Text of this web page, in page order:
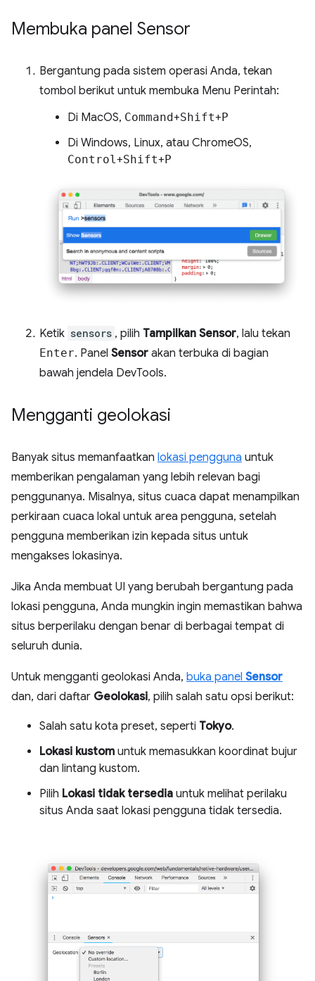
Membuka panel Sensor
Bergantung pada sistem operasi Anda, tekan
tombol berikut untuk membuka Menu Perintah:
Di MacOS, Command+Shift+P
Di Windows, Linux, atau ChromeOS,
Control+Shift+P
Ketik sensors , pilih Tampilkan Sensor, lalu tekan
Enter. Panel Sensor akan terbuka di bagian
bawah jendela DevTools.
Mengganti geolokasi
Banyak situs memanfaatkan lokasi pengguna untuk
memberikan pengalaman yang lebih relevan bagi
penggunanya. Misalnya, situs cuaca dapat menampilkan
perkiraan cuaca lokal untuk area pengguna, setelah
pengguna memberikan izin kepada situs untuk
mengakses lokasinya.
Jika Anda membuat UI yang berubah bergantung pada
lokasi pengguna, Anda mungkin ingin memastikan bahwa
situs berperilaku dengan benar di berbagai tempat di
seluruh dunia.
Untuk mengganti geolokasi Anda, buka panel Sensor
dan, dari daftar Geolokasi, pilih salah satu opsi berikut:
Salah satu kota preset, seperti Tokyo.
Lokasi kustom untuk memasukkan koordinat bujur
dan lintang kustom.
Pilih Lokasi tidak tersedia untuk melihat perilaku
situs Anda saat lokasi pengguna tidak tersedia.